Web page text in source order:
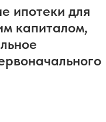
ипотеки для
капиталом,